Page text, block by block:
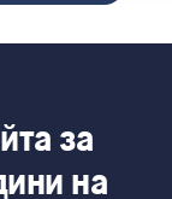
в
за
на